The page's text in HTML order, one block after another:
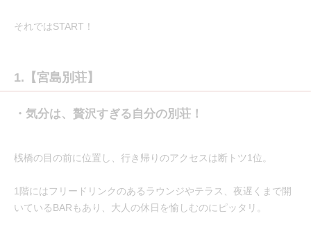
それではSTART！
1.【宮島別荘】
・気分は、贅沢すぎる自分の別荘！
桟橋の目の前に位置し、行き帰りのアクセスは断トツ1位。
1階にはフリードリンクのあるラウンジやテラス、夜遅くまで開
いているBARもあり、大人の休日を愉しむのにピッタリ。